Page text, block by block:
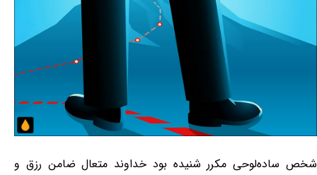
شخص ساده‌لوحی مکرر شنیده بود خداوند متعال ضامن رزق و